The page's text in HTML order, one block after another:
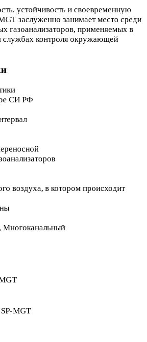
устойчивость и своевременную
заслуженно занимает место среди
газоанализаторов, применяемых в
контроля окружающей
СИ РФ
воздуха, в котором происходит
Многоканальный
MGT